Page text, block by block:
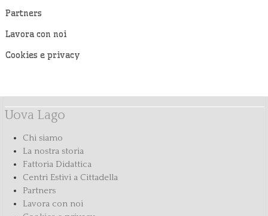
Partners
Lavora con noi
Cookies e privacy
Uova Lago
Chi siamo
La nostra storia
Fattoria Didattica
Centri Estivi a Cittadella
Partners
Lavora con noi